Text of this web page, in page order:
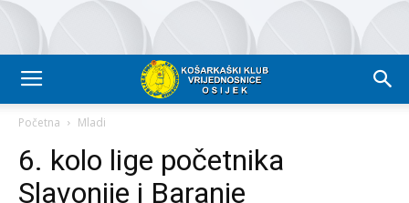
Početna Mladi
6. kolo lige početnika
Slavonije i Baranje